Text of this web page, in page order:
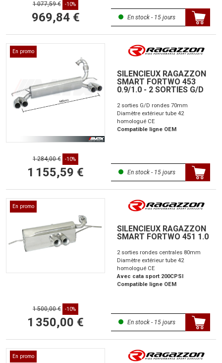
1 077,59 € -10%
969,84 € En stock - 15 jours
En promo
SILENCIEUX RAGAZZON
SMART FORTWO 453
0.9/1.0 - 2 SORTIES G/D
2 sorties G/D rondes 70mm
Diamètre extérieur tube 42
homologué CE
Compatible ligne OEM
1 284,00 € -10%
1 155,59 € En stock - 15 jours
En promo
SILENCIEUX RAGAZZON
SMART FORTWO 451 1.0
2 sorties rondes centrales 80mm
Diamètre extérieur tube 42
homologué CE
Avec cata sport 200CPSI
Compatible ligne OEM
1 500,00 € -10%
1 350,00 € En stock - 15 jours
En promo